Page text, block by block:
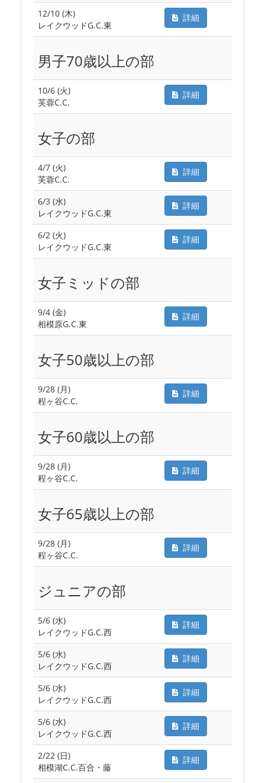
12/10 (木)
レイクウッドG.C.東
詳細
男子70歳以上の部
10/6 (火)
芙蓉C.C.
詳細
女子の部
4/7 (火)
芙蓉C.C.
詳細
6/3 (水)
レイクウッドG.C.東
詳細
6/2 (火)
レイクウッドG.C.東
詳細
女子ミッドの部
9/4 (金)
相模原G.C.東
詳細
女子50歳以上の部
9/28 (月)
程ヶ谷C.C.
詳細
女子60歳以上の部
9/28 (月)
程ヶ谷C.C.
詳細
女子65歳以上の部
9/28 (月)
程ヶ谷C.C.
詳細
ジュニアの部
5/6 (水)
レイクウッドG.C.西
詳細
5/6 (水)
レイクウッドG.C.西
詳細
5/6 (水)
レイクウッドG.C.西
詳細
5/6 (水)
レイクウッドG.C.西
詳細
2/22 (日)
相模湖C.C.百合・藤
詳細